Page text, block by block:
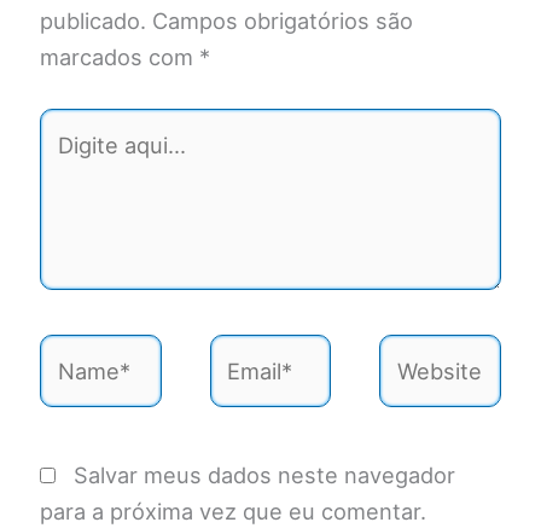
publicado. Campos obrigatórios são
marcados com *
Digite
aqui...
Name* Email* Website
Salvar meus dados neste navegador
para a próxima vez que eu comentar.